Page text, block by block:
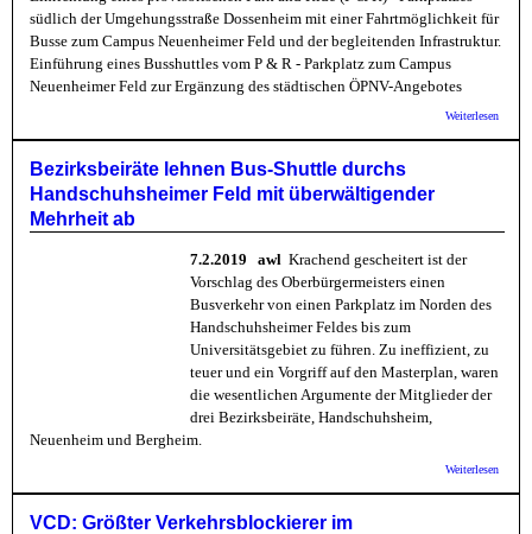
südlich der Umgehungsstraße Dossenheim mit einer Fahrtmöglichkeit für
Busse zum Campus Neuenheimer Feld und der begleitenden Infrastruktur.
Einführung eines Busshuttles vom P & R - Parkplatz zum Campus
Neuenheimer Feld zur Ergänzung des städtischen ÖPNV-Angebotes
Weiterlesen
Bezirksbeiräte lehnen Bus-Shuttle durchs
Handschuhsheimer Feld mit überwältigender
Mehrheit ab
7.2.2019 awl Krachend gescheitert ist der
Vorschlag des Oberbürgermeisters einen
Busverkehr von einen Parkplatz im Norden des
Handschuhsheimer Feldes bis zum
Universitätsgebiet zu führen. Zu ineffizient, zu
teuer und ein Vorgriff auf den Masterplan, waren
die wesentlichen Argumente der Mitglieder der
drei Bezirksbeiräte, Handschuhsheim,
Neuenheim und Bergheim.
Weiterlesen
VCD: Größter Verkehrsblockierer im